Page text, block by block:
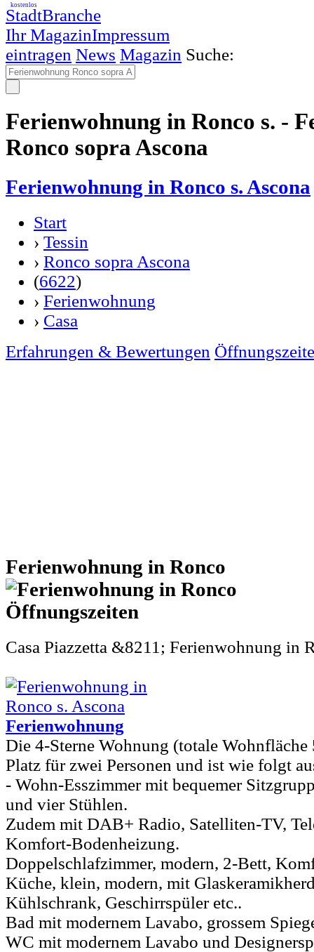
StadtBranche
Ihr MagazinImpressum
kostenlos
eintragen News Magazin Suche:
Ferienwohnung in Ronco s. -
Ronco sopra Ascona
Ferienwohnung in Ronco s. Ascona
Start
› Tessin
› Ronco sopra Ascona
(6622)
› Ferienwohnung
› Casa
Erfahrungen & Bewertungen
Ferienwohnung in Ronco
Casa Piazzetta &8211; Ferienwohnung in
Ferienwohnung
Die 4-Sterne Wohnung (totale Wohnfläche
Platz für zwei Personen und ist wie folgt
- Wohn-Esszimmer mit bequemer
und vier Stühlen.
Zudem mit DAB+ Radio, Satelliten-TV,
Komfort-Bodenheizung.
Doppelschlafzimmer, modern, 2-Bett,
Küche, klein, modern, mit
Kühlschrank, Geschirrspüler etc..
Bad mit modernem Lavabo, grossem
WC mit modernem Lavabo und